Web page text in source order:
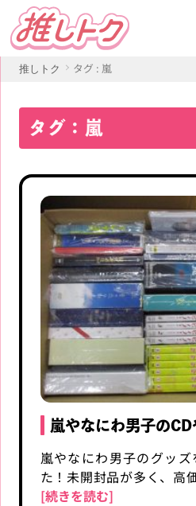
推しトク タグ : 嵐
タグ：嵐
嵐やなにわ男子の
嵐やなにわ男子のグッ
た！未開封品が多く、高
[続きを読む]